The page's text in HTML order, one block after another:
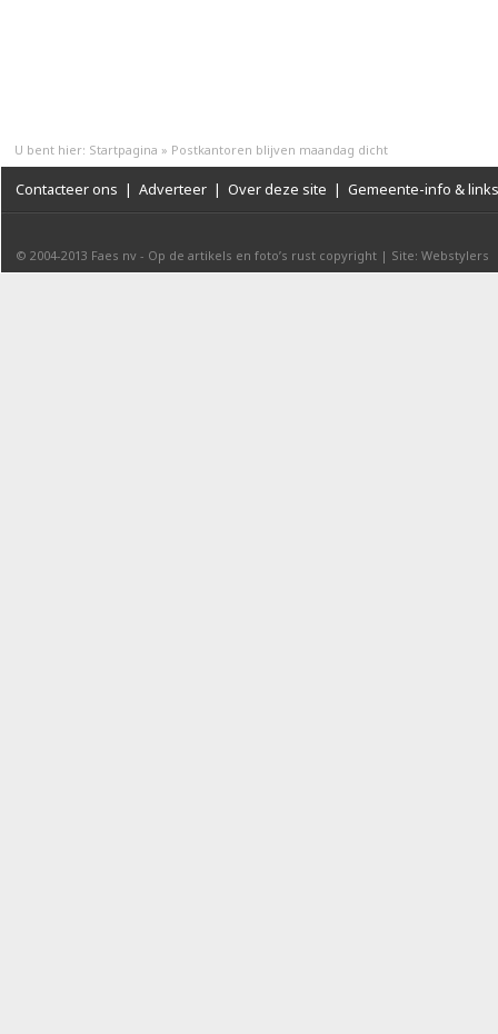
U bent hier: Startpagina » Postkantoren blijven maandag dicht
Contacteer ons | Adverteer | Over deze site | Gemeente-info & links
© 2004-2013 Faes nv - Op de artikels en foto’s rust copyright | Site: Webstylers